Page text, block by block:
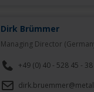
Dirk Brümmer
Managing Director
+49 (0) 40 - 528 45 - 38